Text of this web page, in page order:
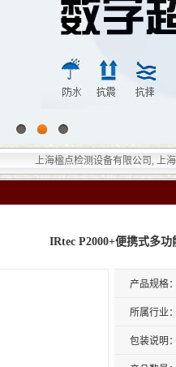
上海楹点检测设备有限公司, 上海楹
IRtec P2000+便携式多
产品规格：
所属行业：
包装说明：